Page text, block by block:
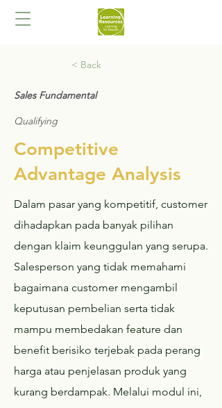
< Back
Sales Fundamental
Qualifying
Competitive
Advantage Analysis​
Dalam pasar yang kompetitif, customer
dihadapkan pada banyak pilihan
dengan klaim keunggulan yang serupa.
Salesperson yang tidak memahami
bagaimana customer mengambil
keputusan pembelian serta tidak
mampu membedakan feature dan
benefit berisiko terjebak pada perang
harga atau penjelasan produk yang
kurang berdampak. Melalui modul ini,